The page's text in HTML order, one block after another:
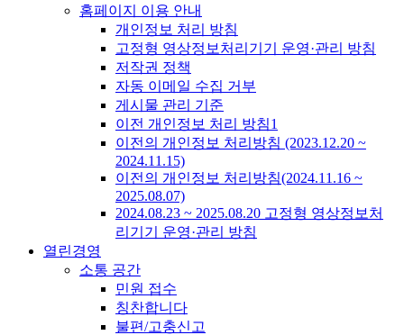
홈페이지 이용 안내
개인정보 처리 방침
고정형 영상정보처리기기 운영·관리 방침
저작권 정책
자동 이메일 수집 거부
게시물 관리 기준
이전 개인정보 처리 방침1
이전의 개인정보 처리방침 (2023.12.20 ~
2024.11.15)
이전의 개인정보 처리방침(2024.11.16 ~
2025.08.07)
2024.08.23 ~ 2025.08.20 고정형 영상정보처
리기기 운영·관리 방침
열린경영
소통 공간
민원 접수
칭찬합니다
불편/고충신고